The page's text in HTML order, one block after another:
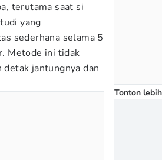
terutama saat si
yang
sederhana selama 5
Metode ini tidak
jantungnya dan
Tonton